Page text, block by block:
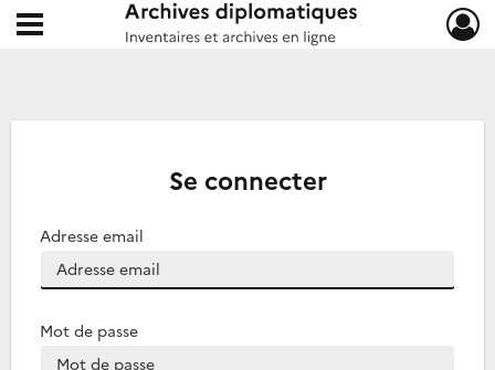
Archives diplomatiques
Ouvrir le menu déroulant
Se connecter
Adresse email
Mot de passe